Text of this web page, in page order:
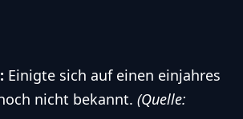
Einigte sich auf einen einjahres
nicht bekannt. (Quelle: